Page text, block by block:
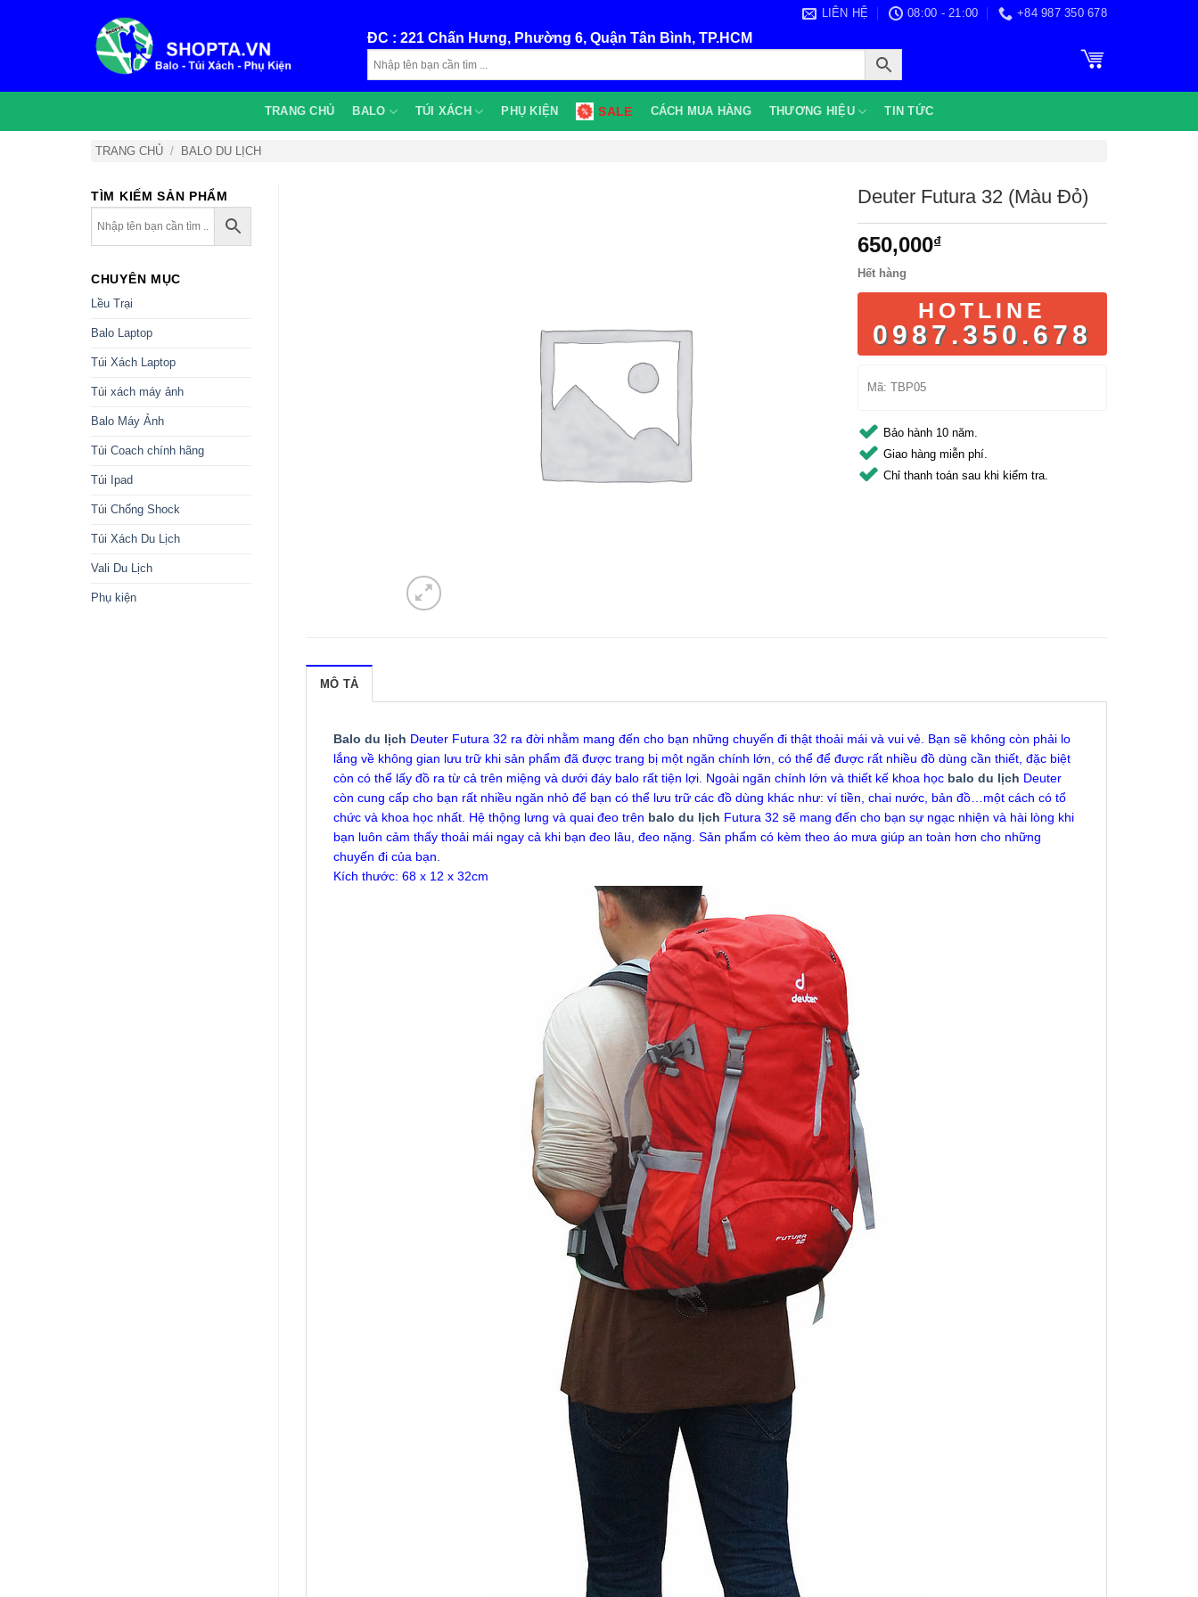
LIÊN HỆ 08:00 - 21:00 +84 987 350 678
ĐC : 221 Chấn Hưng, Phường 6, Quận Tân Bình, TP.HCM
TRANG CHỦ BALO TÚI XÁCH PHỤ KIỆN SALE CÁCH MUA HÀNG THƯƠNG HIỆU TIN TỨC
TRANG CHỦ / BALO DU LỊCH
TÌM KIẾM SẢN PHẨM
CHUYÊN MỤC
Lều Trại
Balo Laptop
Túi Xách Laptop
Túi xách máy ảnh
Balo Máy Ảnh
Túi Coach chính hãng
Túi Ipad
Túi Chống Shock
Túi Xách Du Lịch
Vali Du Lịch
Phụ kiện
Deuter Futura 32 (Màu Đỏ)
650,000₫
Hết hàng
HOTLINE
0987.350.678
Mã:TBP05
Bảo hành 10 năm.
Giao hàng miễn phí.
Chỉ thanh toán sau khi kiểm tra.
MÔ TẢ
Balo du lịch Deuter Futura 32 ra đời nhằm mang đến cho bạn những chuyến đi thật thoải mái và vui vẻ. Bạn sẽ không còn phải lo
lắng về không gian lưu trữ khi sản phẩm đã được trang bị một ngăn chính lớn, có thể để được rất nhiều đồ dùng cần thiết, đặc biệt
còn có thể lấy đồ ra từ cả trên miệng và dưới đáy balo rất tiện lợi. Ngoài ngăn chính lớn và thiết kế khoa học balo du lịch Deuter
còn cung cấp cho bạn rất nhiều ngăn nhỏ để bạn có thể lưu trữ các đồ dùng khác như: ví tiền, chai nước, bản đồ…một cách có tổ
chức và khoa học nhất. Hệ thộng lưng và quai đeo trên balo du lịch Futura 32 sẽ mang đến cho bạn sự ngạc nhiện và hài lòng khi
bạn luôn cảm thấy thoải mái ngay cả khi bạn đeo lâu, đeo nặng. Sản phẩm có kèm theo áo mưa giúp an toàn hơn cho những
chuyến đi của bạn.
Kích thước: 68 x 12 x 32cm